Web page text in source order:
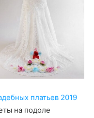
платьев 2019
на подоле